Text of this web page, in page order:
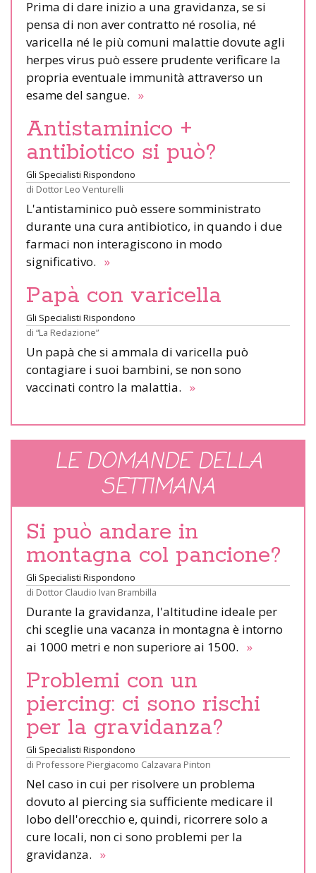
Prima di dare inizio a una gravidanza, se si
pensa di non aver contratto né rosolia, né
varicella né le più comuni malattie dovute agli
herpes virus può essere prudente verificare la
propria eventuale immunità attraverso un
esame del sangue. »
Antistaminico +
antibiotico si può?
Gli Specialisti Rispondono
di Dottor Leo Venturelli
L'antistaminico può essere somministrato
durante una cura antibiotico, in quando i due
farmaci non interagiscono in modo
significativo. »
Papà con varicella
Gli Specialisti Rispondono
di “La Redazione”
Un papà che si ammala di varicella può
contagiare i suoi bambini, se non sono
vaccinati contro la malattia. »
LE DOMANDE DELLA
SETTIMANA
Si può andare in
montagna col pancione?
Gli Specialisti Rispondono
di Dottor Claudio Ivan Brambilla
Durante la gravidanza, l'altitudine ideale per
chi sceglie una vacanza in montagna è intorno
ai 1000 metri e non superiore ai 1500. »
Problemi con un
piercing: ci sono rischi
per la gravidanza?
Gli Specialisti Rispondono
di Professore Piergiacomo Calzavara Pinton
Nel caso in cui per risolvere un problema
dovuto al piercing sia sufficiente medicare il
lobo dell'orecchio e, quindi, ricorrere solo a
cure locali, non ci sono problemi per la
gravidanza. »